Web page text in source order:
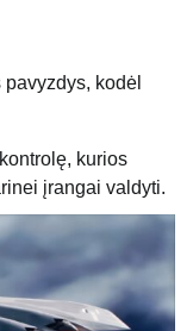
kodėl
kurios
įrangai valdyti.